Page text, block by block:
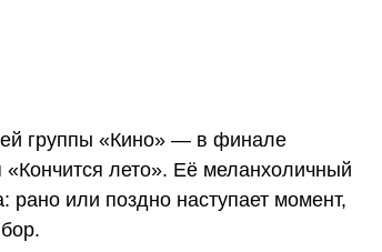
группы «Кино» — в финале
«Кончится лето». Её меланхоличный
или поздно наступает момент,